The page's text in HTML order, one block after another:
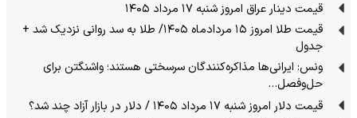
قیمت دینار عراق امروز شنبه ۱۷ مرداد ۱۴۰۵
قیمت طلا امروز ۱۵ مردادماه ۱۴۰۵/ طلا به سد روانی نزدیک شد +
جدول
ونس: ایرانی‌ها مذاکره‌کنندگان سرسختی هستند؛ واشنگتن برای
حل‌وفصل…
قیمت دلار امروز شنبه ۱۷ مرداد ۱۴۰۵ / دلار در بازار آزاد چند شد؟